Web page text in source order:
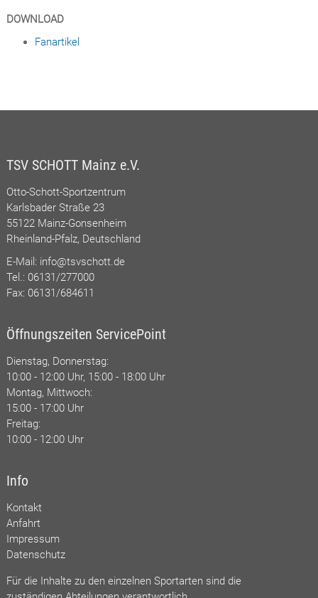
DOWNLOAD
Fanartikel
TSV SCHOTT Mainz e.V.
Otto-Schott-Sportzentrum
Karlsbader Straße 23
55122 Mainz-Gonsenheim
Rheinland-Pfalz, Deutschland
E-Mail: info@tsvschott.de
Tel.: 06131/277000
Fax: 06131/684611
Öffnungszeiten ServicePoint
Dienstag, Donnerstag:
10:00 - 12:00 Uhr, 15:00 - 18:00 Uhr
Montag, Mittwoch:
15:00 - 17:00 Uhr
Freitag:
10:00 - 12:00 Uhr
Info
Kontakt
Anfahrt
Impressum
Datenschutz
Für die Inhalte zu den einzelnen Sportarten sind die